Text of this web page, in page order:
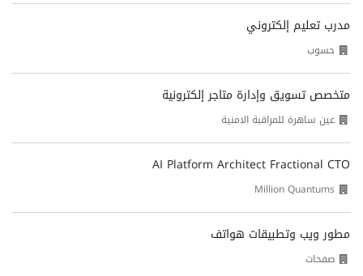
مدرب تعليم إلكتروني
حسوب
متخصص تسويق وإدارة متاجر إلكترونية
عين ساهرة للمراقبة الامنية
AI Platform Architect Fractional CTO
Million Quantums
مطور ويب وتطبيقات هواتف
صفحات